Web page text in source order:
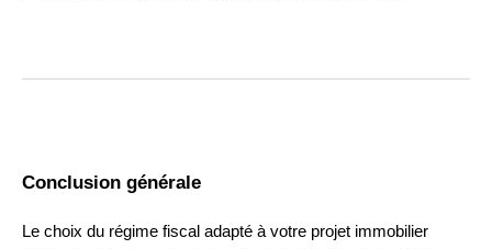
Conclusion générale
Le choix du régime fiscal adapté à votre projet immobilier